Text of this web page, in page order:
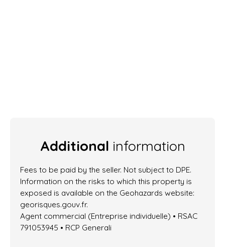
Additional information
Fees to be paid by the seller. Not subject to DPE.
Information on the risks to which this property is
exposed is available on the Geohazards website:
georisques.gouv.fr.
Agent commercial (Entreprise individuelle) • RSAC
791053945 • RCP Generali